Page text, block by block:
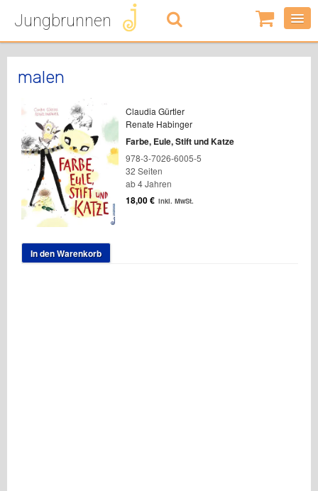
Jungbrunnen
0
Artikel
-
malen
Claudia Gürtler
Renate Habinger
Farbe, Eule, Stift und Katze
978-3-7026-6005-5
32 Seiten
ab 4 Jahren
18,00€ inkl. MwSt.
In den Warenkorb